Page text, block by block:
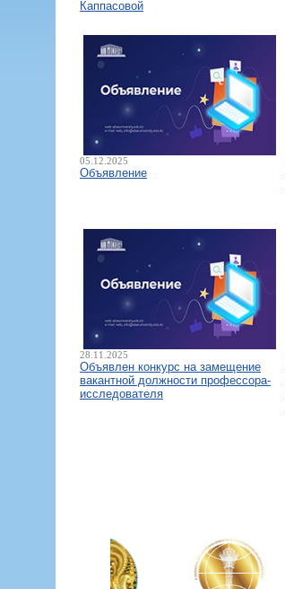
Каппасовой
05.12.2025
Объявление
28.11.2025
Объявлен конкурс на замещение
вакантной должности профессора-
исследователя